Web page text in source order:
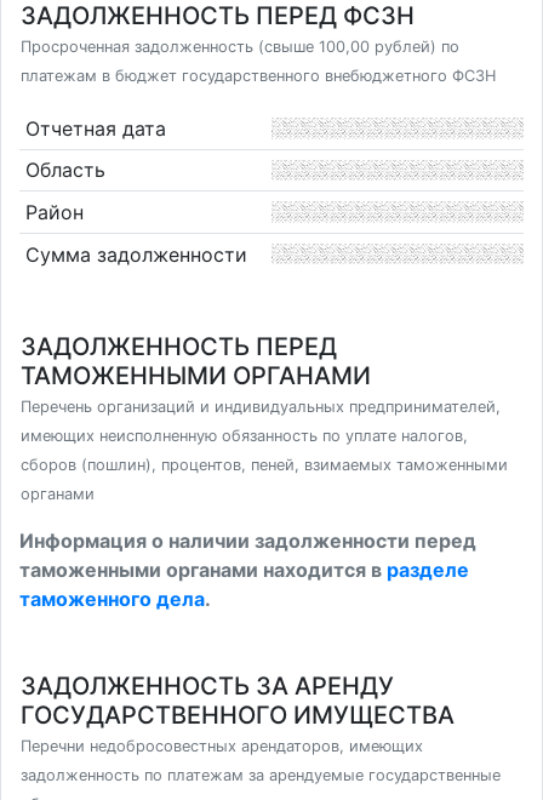
ЗАДОЛЖЕННОСТЬ ПЕРЕД ФСЗН
Просроченная задолженность (свыше 100,00 рублей) по
платежам в бюджет государственного внебюджетного ФСЗН
Отчетная дата
Область
Район
Сумма задолженности
ЗАДОЛЖЕННОСТЬ ПЕРЕД
ТАМОЖЕННЫМИ ОРГАНАМИ
Перечень организаций и индивидуальных предпринимателей,
имеющих неисполненную обязанность по уплате налогов,
сборов (пошлин), процентов, пеней, взимаемых таможенными
органами
Информация о наличии задолженности перед
таможенными органами находится в разделе
таможенного дела.
ЗАДОЛЖЕННОСТЬ ЗА АРЕНДУ
ГОСУДАРСТВЕННОГО ИМУЩЕСТВА
Перечни недобросовестных арендаторов, имеющих
задолженность по платежам за арендуемые государственные